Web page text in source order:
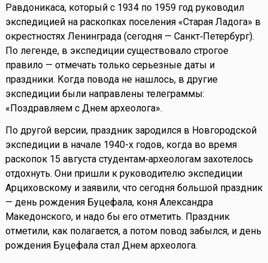
Равдоникаса, который с 1934 по 1959 год руководил
экспедицией на раскопках поселения «Старая Ладога» в
окрестностях Ленинграда (сегодня — Санкт‑Петербург).
По легенде, в экспедиции существовало строгое
правило — отмечать только серьезные даты и
праздники. Когда повода не нашлось, в другие
экспедиции были направлены телеграммы:
«Поздравляем с Днем археолога».
По другой версии, праздник зародился в Новгородской
экспедиции в начале 1940-х годов, когда во время
раскопок 15 августа студентам‑археологам захотелось
отдохнуть. Они пришли к руководителю экспедиции
Арциховскому и заявили, что сегодня большой праздник
— день рождения Буцефала, коня Александра
Македонского, и надо бы его отметить. Праздник
отметили, как полагается, а потом повод забылся, и день
рождения Буцефала стал Днем археолога.